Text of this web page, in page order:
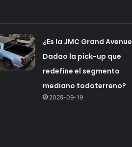
¿Es la JMC Grand Avenue
Dadao la pick-up que
redefine el segmento
mediano todoterreno?
2025-09-19